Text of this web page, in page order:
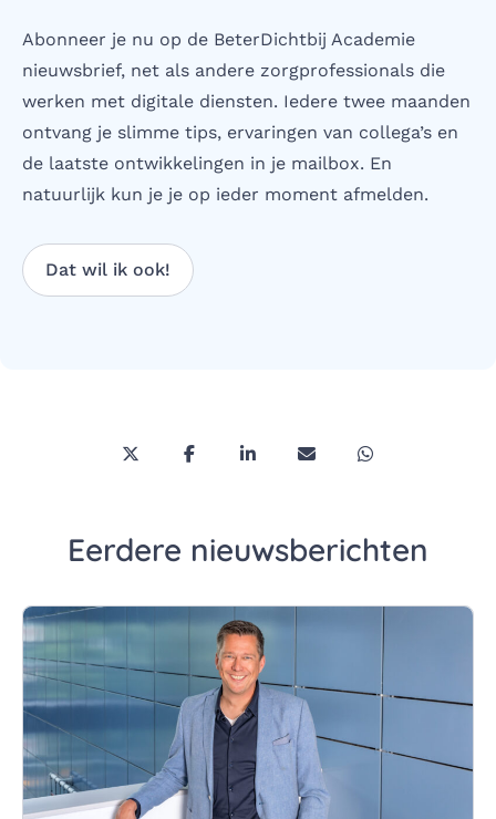
Abonneer je nu op de BeterDichtbij Academie
nieuwsbrief, net als andere zorgprofessionals die
werken met digitale diensten. Iedere twee maanden
ontvang je slimme tips, ervaringen van collega’s en
de laatste ontwikkelingen in je mailbox. En
natuurlijk kun je je op ieder moment afmelden.
Dat wil ik ook!
Deel deze pagina via Twitter/X
Deel deze pagina op Facebook
Deel deze pagina op
Deel deze pagina via
Deel deze
Eerdere nieuwsberichten